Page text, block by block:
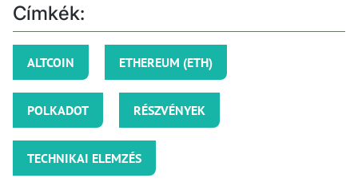
Címkék:
ALTCOIN ETHEREUM (ETH)
POLKADOT RÉSZVÉNYEK
TECHNIKAI ELEMZÉS